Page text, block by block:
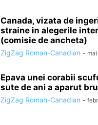
Canada, vizata de
straine in alegerile
(comisie de ancheta)
ZigZag Roman-Canadian -
Epava unei corabii
sute de ani a aparut
ZigZag Roman-Canadian -